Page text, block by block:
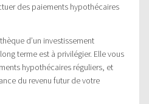
des paiements hypothécaires
d’un investissement
terme est à privilégier. Elle vous
hypothécaires réguliers, et
du revenu futur de votre